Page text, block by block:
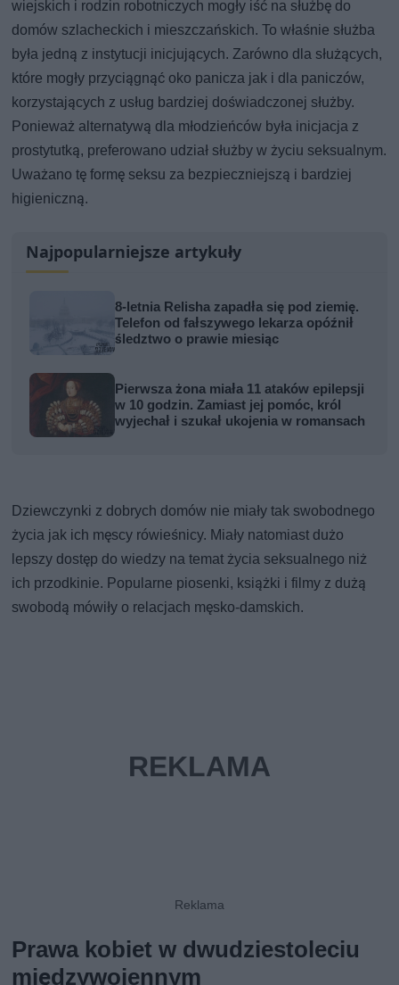
wiejskich i rodzin robotniczych mogły iść na służbę do
domów szlacheckich i mieszczańskich. To właśnie służba
była jedną z instytucji inicjujących. Zarówno dla służących,
które mogły przyciągnąć oko panicza jak i dla paniczów,
korzystających z usług bardziej doświadczonej służby.
Ponieważ alternatywą dla młodzieńców była inicjacja z
prostytutką, preferowano udział służby w życiu seksualnym.
Uważano tę formę seksu za bezpieczniejszą i bardziej
higieniczną.
Najpopularniejsze artykuły
8-letnia Relisha zapadła się pod ziemię.
Telefon od fałszywego lekarza opóźnił
śledztwo o prawie miesiąc
Pierwsza żona miała 11 ataków epilepsji
w 10 godzin. Zamiast jej pomóc, król
wyjechał i szukał ukojenia w romansach
Dziewczynki z dobrych domów nie miały tak swobodnego
życia jak ich męscy rówieśnicy. Miały natomiast dużo
lepszy dostęp do wiedzy na temat życia seksualnego niż
ich przodkinie. Popularne piosenki, książki i filmy z dużą
swobodą mówiły o relacjach męsko-damskich.
Prawa kobiet w dwudziestoleciu
międzywojennym